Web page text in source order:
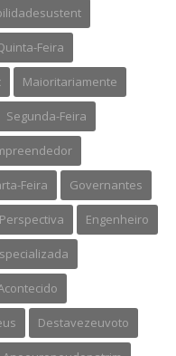
Feira
Maioritariamente
Segunda-Feira
Feira Governantes
Perspectiva Engenheiro
Destavezeuvoto